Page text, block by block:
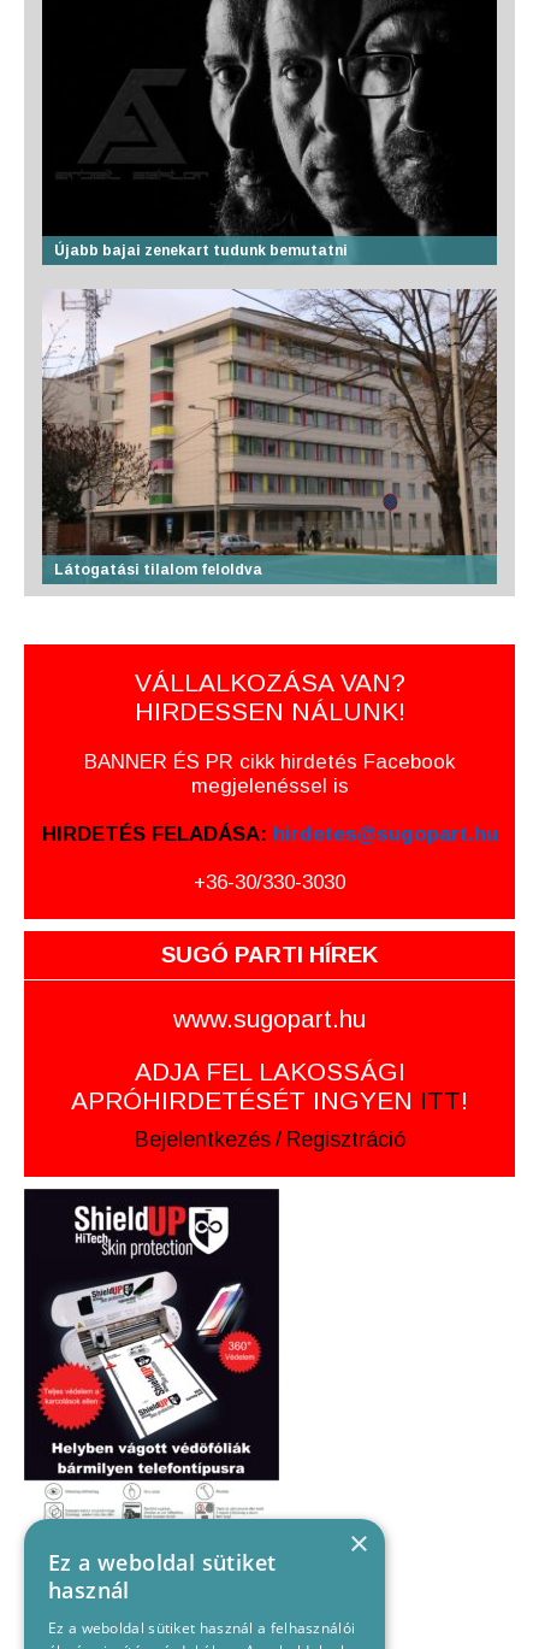
Újabb bajai zenekart tudunk bemutatni
Látogatási tilalom feloldva
VÁLLALKOZÁSA VAN?
HIRDESSEN NÁLUNK!
BANNER ÉS PR cikk hirdetés Facebook
megjelenéssel is
HIRDETÉS FELADÁSA: hirdetes@sugopart.hu
+36-30/330-3030
SUGÓ PARTI HÍREK
www.sugopart.hu
ADJA FEL LAKOSSÁGI
APRÓHIRDETÉSÉT INGYEN ITT!
Bejelentkezés / Regisztráció
×
Ez a weboldal sütiket
használ
Ez a weboldal sütiket használ a felhasználói